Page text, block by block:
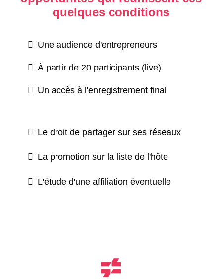
quelques conditions
Une audience d'entrepreneurs
À partir de 20 participants (live)
Un accès à l'enregistrement final
Le droit de partager sur ses réseaux
La promotion sur la liste de l'hôte
L'étude d'une affiliation éventuelle